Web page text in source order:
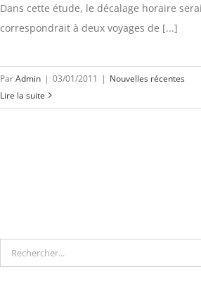
Dans cette étude, le décalage horaire
correspondrait à deux voyages de [...]
ParAdmin | 03/01/2011 | Nouvelles récentes
Lire la suite
Rechercher